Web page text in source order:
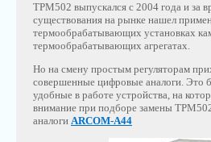
ТРМ502 выпускался с 2004 года и за
существования на рынке нашел
термообрабатывающих установках
термообрабатывающих агрегатах.
Но на смену простым регуляторам
совершенные цифровые аналоги. Это
удобные в работе устройства, на
внимание при подборе замены
аналоги ARCOM-A44